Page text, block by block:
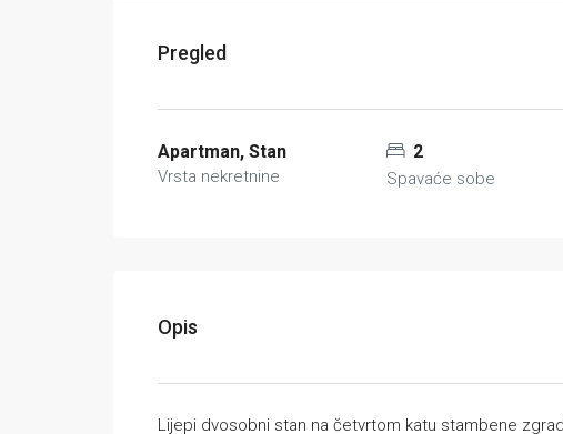
Pregled
Apartman, Stan
Vrsta nekretnine
2
Spavaće sobe
Opis
Lijepi dvosobni stan na četvrtom katu stambene